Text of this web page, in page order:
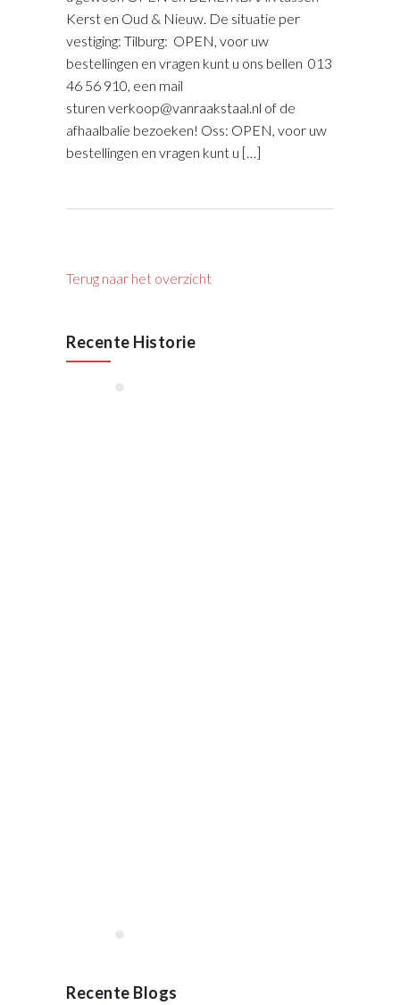
Kerst en Oud & Nieuw. De situatie per
vestiging: Tilburg: OPEN, voor uw
bestellingen en vragen kunt u ons bellen 013
46 56 910, een mail
sturen verkoop@vanraakstaal.nl of de
afhaalbalie bezoeken! Oss: OPEN, voor uw
bestellingen en vragen kunt u […]
Terug naar het overzicht
Recente Historie
Recente Blogs